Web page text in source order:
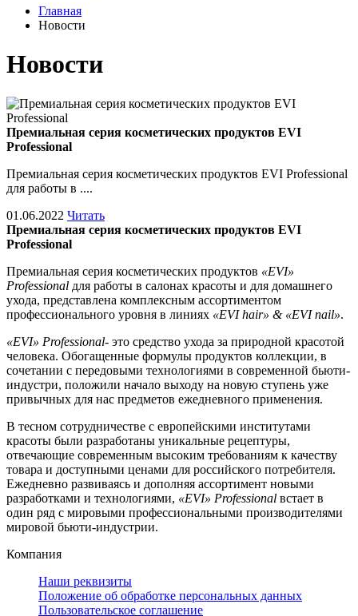
Главная
Новости
Новости
Премиальная серия косметических продуктов EVI
Professional
Премиальная серия косметических продуктов EVI Professional
для работы в ....
01.06.2022 Читать
Премиальная серия косметических продуктов EVI
Professional
Премиальная серия косметических продуктов «EVI»
Professional для работы в салонах красоты и для домашнего
ухода, представлена комплексным ассортиментом
профессионального уровня в линиях «EVI hair» & «EVI nail».
«EVI» Professional- это средство ухода за природной красотой
человека. Обогащенные формулы продуктов коллекции, в
сочетании с передовыми технологиями в современной бьюти-
индустри, положили начало выходу на новую ступень уже
привычных для нас предметов ежедневного применения.
В тесном сотрудничестве с европейскими институтами
красоты были разработаны уникальные рецептуры,
отвечающие современным высоким требованиям к качеству
товара и доступными ценами для российского потребителя.
Ежедневно развиваясь и дополняя ассортимент новыми
разработками и технологиями, «EVI» Professional встает в
один ряд с мировыми профессиональными производителями
мировой бьюти-индустрии.
Компания
Наши реквизиты
Положение об обработке персональных данных
Пользовательское соглашение